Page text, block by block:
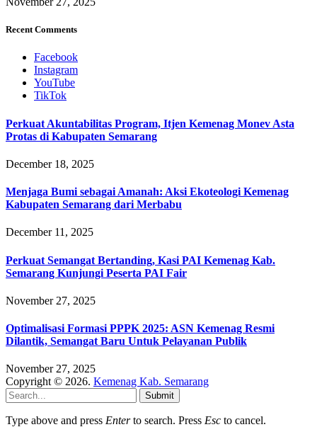
Recent Comments
Facebook
Instagram
YouTube
TikTok
Perkuat Akuntabilitas Program, Itjen Kemenag Monev Asta
Protas di Kabupaten Semarang
December 18, 2025
Menjaga Bumi sebagai Amanah: Aksi Ekoteologi Kemenag
Kabupaten Semarang dari Merbabu
December 11, 2025
Perkuat Semangat Bertanding, Kasi PAI Kemenag Kab.
Semarang Kunjungi Peserta PAI Fair
November 27, 2025
Optimalisasi Formasi PPPK 2025: ASN Kemenag Resmi
Dilantik, Semangat Baru Untuk Pelayanan Publik
November 27, 2025
Copyright © 2026. Kemenag Kab. Semarang
Submit
Type above and press Enterto search. Press Esc to cancel.